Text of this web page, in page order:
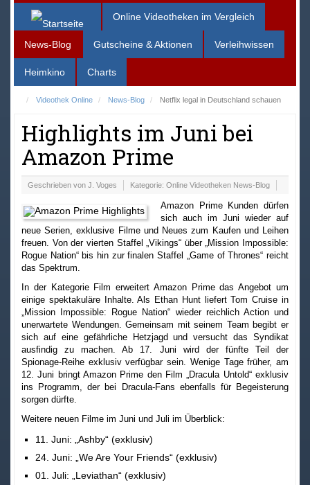
Online Videotheken im Vergleich
News-Blog Gutscheine & Aktionen Verleihwissen
Heimkino Charts
Videothek Online News-Blog Netflix legal in Deutschland schauen
Highlights im Juni bei
Amazon Prime
Geschrieben von J. Voges Kategorie: Online Videotheken News-Blog
Amazon Prime Kunden dürfen
sich auch im Juni wieder auf
neue Serien, exklusive Filme und Neues zum Kaufen und Leihen
freuen. Von der vierten Staffel „Vikings“ über „Mission Impossible:
Rogue Nation“ bis hin zur finalen Staffel „Game of Thrones“ reicht
das Spektrum.
In der Kategorie Film erweitert Amazon Prime das Angebot um
einige spektakuläre Inhalte. Als Ethan Hunt liefert Tom Cruise in
„Mission Impossible: Rogue Nation“ wieder reichlich Action und
unerwartete Wendungen. Gemeinsam mit seinem Team begibt er
sich auf eine gefährliche Hetzjagd und versucht das Syndikat
ausfindig zu machen. Ab 17. Juni wird der fünfte Teil der
Spionage-Reihe exklusiv verfügbar sein. Wenige Tage früher, am
12. Juni bringt Amazon Prime den Film „Dracula Untold“ exklusiv
ins Programm, der bei Dracula-Fans ebenfalls für Begeisterung
sorgen dürfte.
Weitere neuen Filme im Juni und Juli im Überblick:
11. Juni: „Ashby“ (exklusiv)
24. Juni: „We Are Your Friends“ (exklusiv)
01. Juli: „Leviathan“ (exklusiv)